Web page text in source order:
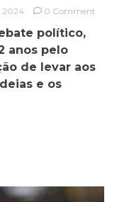
2024 0 Commenton
da
político,
anos pelo
de levar aos
e os